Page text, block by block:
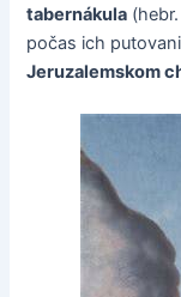
tabernákula
počas ich
Jeruzalemskom